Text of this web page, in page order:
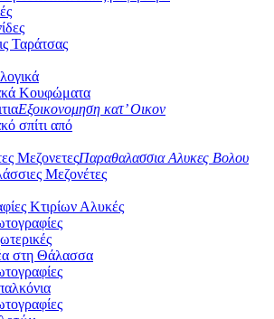
Ταράτσας
Κουφώματα
Εξοικονομηση κατ’ Οικον
σπίτι από
ΜεζονετεςΠαραθαλασσια Αλυκες Βολου
Μεζονέτες
Κτιρίων Αλυκές
στη Θάλασσα